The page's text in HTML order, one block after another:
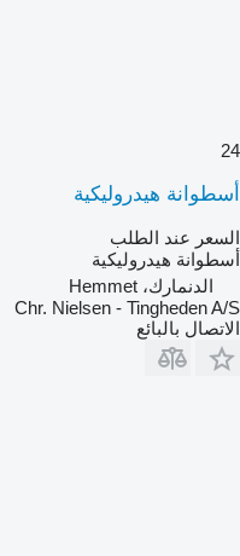
24
أسطوانة هيدروليكية
السعر عند الطلب
أسطوانة هيدروليكية
الدنمارك، Hemmet
Chr. Nielsen - Tingheden A/S
الاتصال بالبائع